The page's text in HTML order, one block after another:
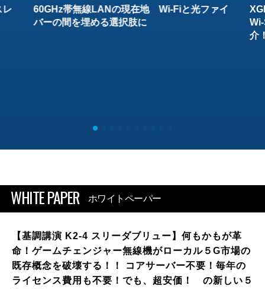
レ
60GHz帯無線LANの現在地 Wi-Fiと光ファイ
バーの間を埋める選択肢に
介
WHITE PAPER ホワイトペーパー
【基調講演 K2-4 スリーダブリュー】何もかもが革
命！ゲームチェンジャー無線機がローカル５G市場の
既存概念を破壊する！！ コアサーバー不要！毎年の
ライセンス費用も不要！でも、超安価！ の新しい５